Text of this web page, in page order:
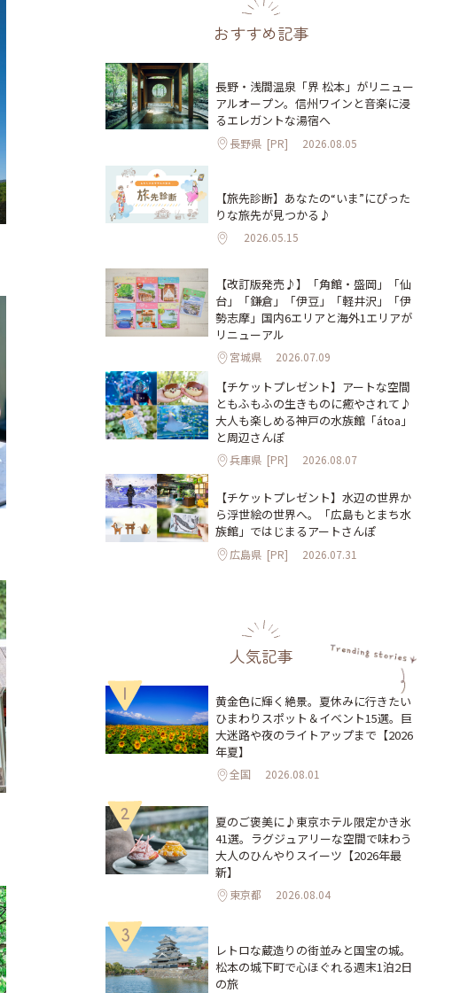
おすすめ記事
長野・浅間温泉「界 松本」がリニュー
アルオープン。信州ワインと音楽に浸
るエレガントな湯宿へ
長野県 [PR] 2026.08.05
【旅先診断】あなたの“いま”にぴった
りな旅先が見つかる♪
2026.05.15
【改訂版発売♪】「角館・盛岡」「仙
台」「鎌倉」「伊豆」「軽井沢」「伊
勢志摩」国内6エリアと海外1エリアが
リニューアル
宮城県 2026.07.09
【チケットプレゼント】アートな空間
ともふもふの生きものに癒やされて♪
大人も楽しめる神戸の水族館「átoa」
と周辺さんぽ
兵庫県 [PR] 2026.08.07
【チケットプレゼント】水辺の世界か
ら浮世絵の世界へ。「広島もとまち水
族館」ではじまるアートさんぽ
広島県 [PR] 2026.07.31
人気記事
1
黄金色に輝く絶景。夏休みに行きたい
ひまわりスポット＆イベント15選。巨
大迷路や夜のライトアップまで【2026
年夏】
全国 2026.08.01
2
夏のご褒美に♪東京ホテル限定かき氷
41選。ラグジュアリーな空間で味わう
大人のひんやりスイーツ【2026年最
新】
東京都 2026.08.04
3
レトロな蔵造りの街並みと国宝の城。
松本の城下町で心ほぐれる週末1泊2日
の旅